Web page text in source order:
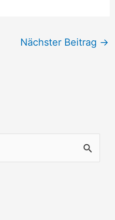
Nächster Beitrag →